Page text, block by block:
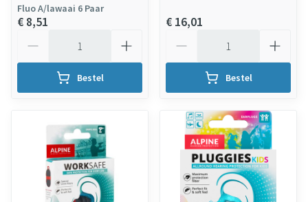
Fluo A/lawaai 6 Paar
€ 8,51
Bestel
€ 16,01
Bestel